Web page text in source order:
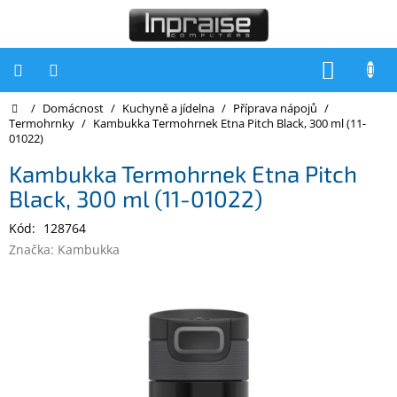
Počítače
Počítače
Notebooky
Tiskárny
Domů
/ Domácnost / Kuchyně a jídelna / Příprava nápojů /
Termohrnky / Kambukka Termohrnek Etna Pitch Black, 300 ml (11-
01022)
Kambukka Termohrnek Etna Pitch
Black, 300 ml (11-01022)
Kód: 128764
Značka: Kambukka